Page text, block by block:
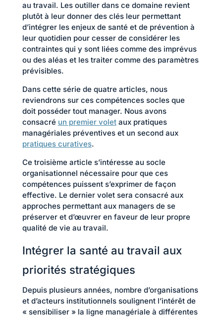
au travail. Les outiller dans ce domaine revient
plutôt à leur donner des clés leur permettant
d’intégrer les enjeux de santé et de prévention à
leur quotidien pour cesser de considérer les
contraintes qui y sont liées comme des imprévus
ou des aléas et les traiter comme des paramètres
prévisibles.
Dans cette série de quatre articles, nous
reviendrons sur ces compétences socles que
doit posséder tout manager. Nous avons
consacré un premier voletaux pratiques
managériales préventives et un second aux
pratiques curatives.
Ce troisième article s’intéresse au socle
organisationnel nécessaire pour que ces
compétences puissent s’exprimer de façon
effective. Le dernier volet sera consacré aux
approches permettant aux managers de se
préserver et d’œuvrer en faveur de leur propre
qualité de vie au travail.
Intégrer la santé au travail aux
priorités stratégiques
Depuis plusieurs années, nombre d’organisations
et d’acteurs institutionnels soulignent l’intérêt de
« sensibiliser » la ligne managériale à différentes